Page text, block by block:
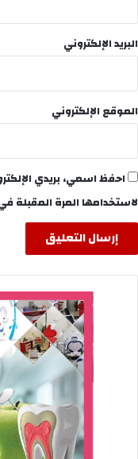
البريد الإلكتروني
الموقع الإلكتروني
احفظ اسمي، بريدي
لاستخدامها المرة المقبلة